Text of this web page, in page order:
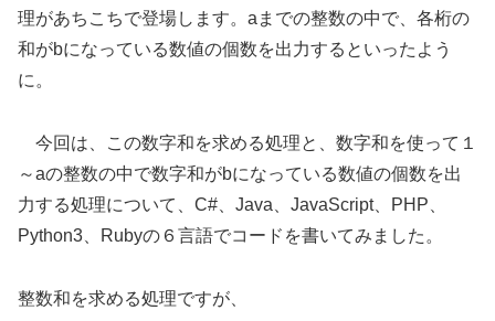
理があちこちで登場します。aまでの整数の中で、各桁の
和がbになっている数値の個数を出力するといったよう
に。
今回は、この数字和を求める処理と、数字和を使って１
～aの整数の中で数字和がbになっている数値の個数を出
力する処理について、C#、Java、JavaScript、PHP、
Python3、Rubyの６言語でコードを書いてみました。
整数和を求める処理ですが、